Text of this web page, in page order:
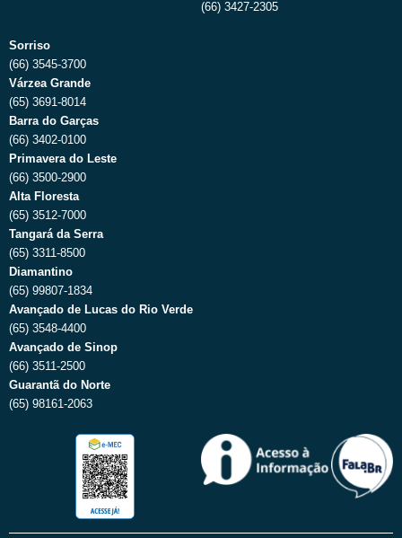
(66) 3427-2305
Sorriso
(66) 3545-3700
Várzea Grande
(65) 3691-8014
Barra do Garças
(66) 3402-0100
Primavera do Leste
(66) 3500-2900
Alta Floresta
(65) 3512-7000
Tangará da Serra
(65) 3311-8500
Diamantino
(65) 99807-1834
Avançado de Lucas do Rio Verde
(65) 3548-4400
Avançado de Sinop
(66) 3511-2500
Guarantã do Norte
(65) 98161-2063